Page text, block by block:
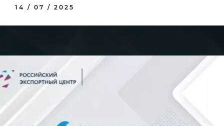
14 / 07 / 2025